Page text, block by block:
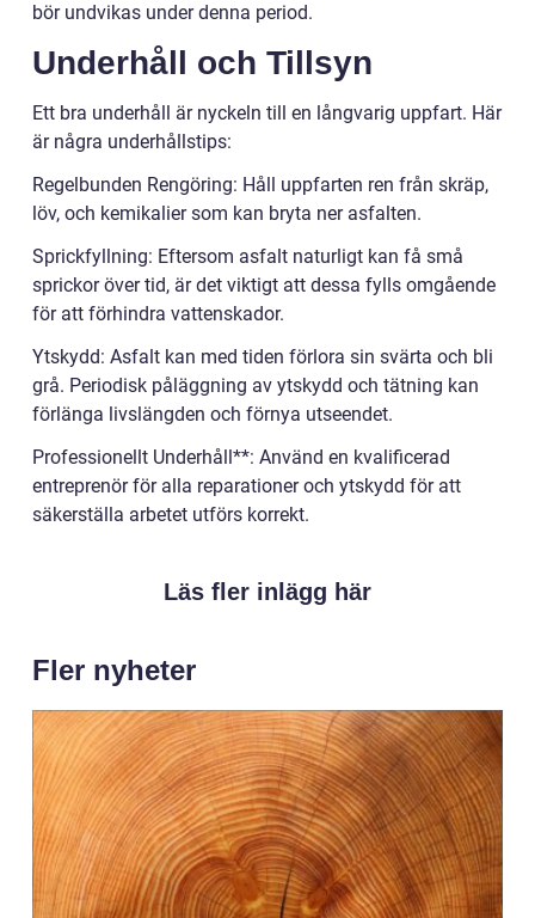
bör undvikas under denna period.
Underhåll och Tillsyn
Ett bra underhåll är nyckeln till en långvarig uppfart. Här
är några underhållstips:
Regelbunden Rengöring: Håll uppfarten ren från skräp,
löv, och kemikalier som kan bryta ner asfalten.
Sprickfyllning: Eftersom asfalt naturligt kan få små
sprickor över tid, är det viktigt att dessa fylls omgående
för att förhindra vattenskador.
Ytskydd: Asfalt kan med tiden förlora sin svärta och bli
grå. Periodisk påläggning av ytskydd och tätning kan
förlänga livslängden och förnya utseendet.
Professionellt Underhåll**: Använd en kvalificerad
entreprenör för alla reparationer och ytskydd för att
säkerställa arbetet utförs korrekt.
Läs fler inlägg här
Fler nyheter